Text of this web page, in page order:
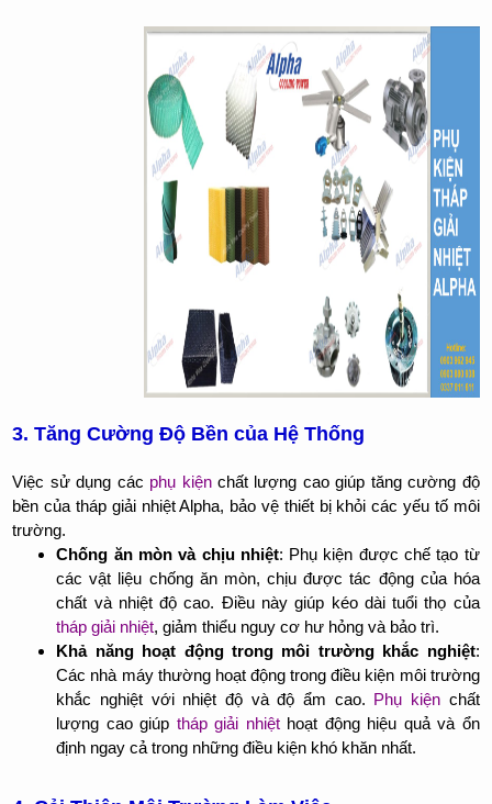
3. Tăng Cường Độ Bền của Hệ Thống
Việc sử dụng các phụ kiệnchất lượng cao giúp tăng cường độ
bền của tháp giải nhiệt Alpha, bảo vệ thiết bị khỏi các yếu tố môi
trường.
Chống ăn mòn và chịu nhiệt: Phụ kiện được chế tạo từ
các vật liệu chống ăn mòn, chịu được tác động của hóa
chất và nhiệt độ cao. Điều này giúp kéo dài tuổi thọ của
tháp giải nhiệt, giảm thiểu nguy cơ hư hỏng và bảo trì.
Khả năng hoạt động trong môi trường khắc nghiệt:
Các nhà máy thường hoạt động trong điều kiện môi trường
khắc nghiệt với nhiệt độ và độ ẩm cao. Phụ kiện chất
lượng cao giúp tháp giải nhiệthoạt động hiệu quả và ổn
định ngay cả trong những điều kiện khó khăn nhất.